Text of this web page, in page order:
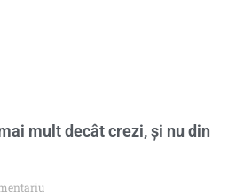
mult decât crezi, și nu din